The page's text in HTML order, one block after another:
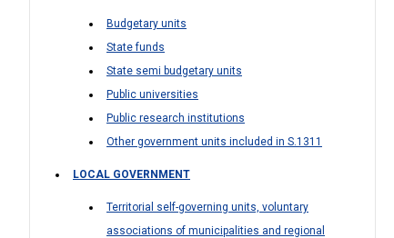
Budgetary units
State funds
State semi budgetary units
Public universities
Public research institutions
Other government units included in S.1311
LOCAL GOVERNMENT
Territorial self-governing units, voluntary
associations of municipalities and regional